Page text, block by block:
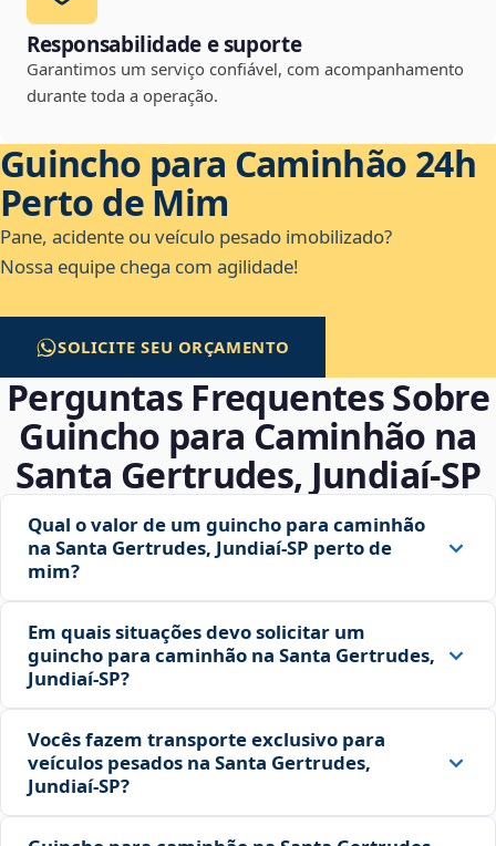
Responsabilidade e suporte
Garantimos um serviço confiável, com acompanhamento
durante toda a operação.
Guincho para Caminhão 24h
Perto de Mim
Pane, acidente ou veículo pesado imobilizado?
Nossa equipe chega com agilidade!
SOLICITE SEU ORÇAMENTO
Perguntas Frequentes Sobre
Guincho para Caminhão na
Santa Gertrudes, Jundiaí‑SP
Qual o valor de um guincho para caminhão
na Santa Gertrudes, Jundiaí‑SP perto de
mim?
Em quais situações devo solicitar um
guincho para caminhão na Santa Gertrudes,
Jundiaí‑SP?
Vocês fazem transporte exclusivo para
veículos pesados na Santa Gertrudes,
Jundiaí‑SP?